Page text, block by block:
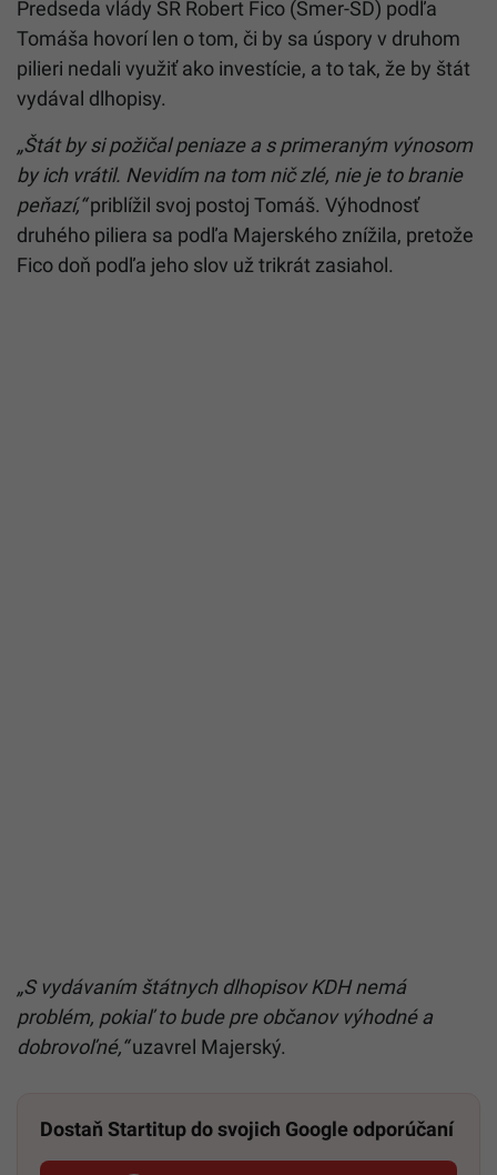
Predseda vlády SR Robert Fico (Smer-SD) podľa
Tomáša hovorí len o tom, či by sa úspory v druhom
pilieri nedali využiť ako investície, a to tak, že by štát
vydával dlhopisy.
„Štát by si požičal peniaze a s primeraným výnosom
by ich vrátil. Nevidím na tom nič zlé, nie je to branie
peňazí,“priblížil svoj postoj Tomáš. Výhodnosť
druhého piliera sa podľa Majerského znížila, pretože
Fico doň podľa jeho slov už trikrát zasiahol.
„S vydávaním štátnych dlhopisov KDH nemá
problém, pokiaľ to bude pre občanov výhodné a
dobrovoľné,“uzavrel Majerský.
Dostaň Startitup do svojich Google odporúčaní